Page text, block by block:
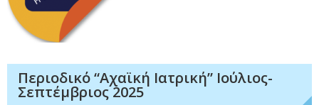
Περιοδικό “Αχαϊκή Ιατρική” Ιούλιος-
Σεπτέμβριος 2025